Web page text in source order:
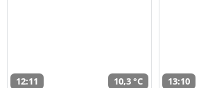
12:11 10,3 °C 13:10